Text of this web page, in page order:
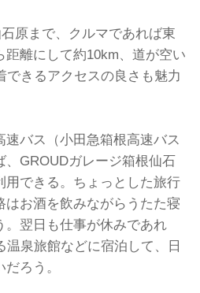
原まで、クルマであれば東
離にして約10km、道が空い
できるアクセスの良さも魅力
速バス（小田急箱根高速バス
、GROUDガレージ箱根仙石
用できる。ちょっとした旅行
お酒を飲みながらうたた寝
。翌日も仕事が休みであれ
温泉旅館などに宿泊して、日
ろう。